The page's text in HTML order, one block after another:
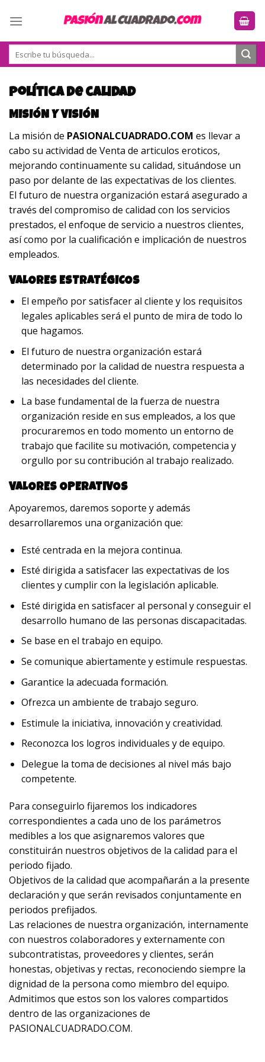
Buscar
por:
Política de calidad
MISIÓN Y VISIÓN
La misión de PASIONALCUADRADO.COM es llevar a
cabo su actividad de Venta de articulos eroticos,
mejorando continuamente su calidad, situándose un
paso por delante de las expectativas de los clientes.
El futuro de nuestra organización estará asegurado a
través del compromiso de calidad con los servicios
prestados, el enfoque de servicio a nuestros clientes,
así como por la cualificación e implicación de nuestros
empleados.
VALORES ESTRATÉGICOS
El empeño por satisfacer al cliente y los requisitos
legales aplicables será el punto de mira de todo lo
que hagamos.
El futuro de nuestra organización estará
determinado por la calidad de nuestra respuesta a
las necesidades del cliente.
La base fundamental de la fuerza de nuestra
organización reside en sus empleados, a los que
procuraremos en todo momento un entorno de
trabajo que facilite su motivación, competencia y
orgullo por su contribución al trabajo realizado.
VALORES OPERATIVOS
Apoyaremos, daremos soporte y además
desarrollaremos una organización que:
Esté centrada en la mejora continua.
Esté dirigida a satisfacer las expectativas de los
clientes y cumplir con la legislación aplicable.
Esté dirigida en satisfacer al personal y conseguir el
desarrollo humano de las personas discapacitadas.
Se base en el trabajo en equipo.
Se comunique abiertamente y estimule respuestas.
Garantice la adecuada formación.
Ofrezca un ambiente de trabajo seguro.
Estimule la iniciativa, innovación y creatividad.
Reconozca los logros individuales y de equipo.
Delegue la toma de decisiones al nivel más bajo
competente.
Para conseguirlo fijaremos los indicadores
correspondientes a cada uno de los parámetros
medibles a los que asignaremos valores que
constituirán nuestros objetivos de la calidad para el
periodo fijado.
Objetivos de la calidad que acompañarán a la presente
declaración y que serán revisados conjuntamente en
periodos prefijados.
Las relaciones de nuestra organización, internamente
con nuestros colaboradores y externamente con
subcontratistas, proveedores y clientes, serán
honestas, objetivas y rectas, reconociendo siempre la
dignidad de la persona como miembro del equipo.
Admitimos que estos son los valores compartidos
dentro de las organizaciones de
PASIONALCUADRADO.COM.